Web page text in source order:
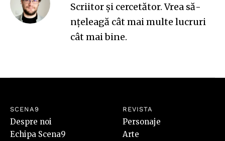
Scriitor și cercetător. Vrea să-
nțeleagă cât mai multe lucruri
cât mai bine.
SCENA9
Despre noi
Echipa Scena9
REVISTA
Personaje
Arte